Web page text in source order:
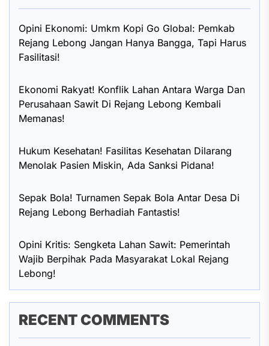
Opini Ekonomi: Umkm Kopi Go Global: Pemkab
Rejang Lebong Jangan Hanya Bangga, Tapi Harus
Fasilitasi!
Ekonomi Rakyat! Konflik Lahan Antara Warga Dan
Perusahaan Sawit Di Rejang Lebong Kembali
Memanas!
Hukum Kesehatan! Fasilitas Kesehatan Dilarang
Menolak Pasien Miskin, Ada Sanksi Pidana!
Sepak Bola! Turnamen Sepak Bola Antar Desa Di
Rejang Lebong Berhadiah Fantastis!
Opini Kritis: Sengketa Lahan Sawit: Pemerintah
Wajib Berpihak Pada Masyarakat Lokal Rejang
Lebong!
RECENT COMMENTS